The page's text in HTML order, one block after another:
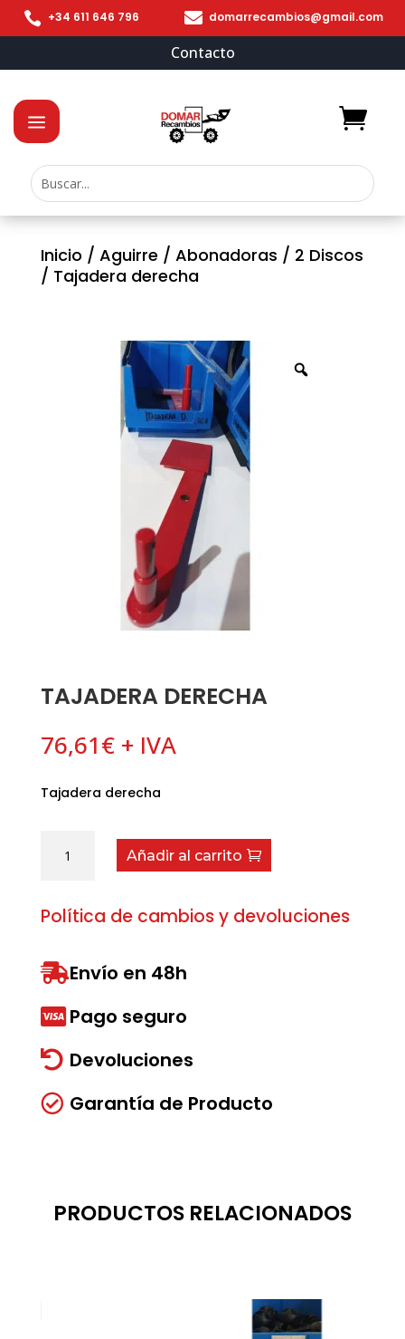
 +34 611 646 796  domarrecambios@gmail.com
Contacto
Inicio / Aguirre / Abonadoras / 2 Discos
/ Tajadera derecha
TAJADERA DERECHA
76,61€ + IVA
Tajadera derecha
derecha
Añadir al carrito
Política de cambios y devoluciones
Envío en 48h
 Pago seguro
 Devoluciones
 Garantía de Producto
PRODUCTOS RELACIONADOS